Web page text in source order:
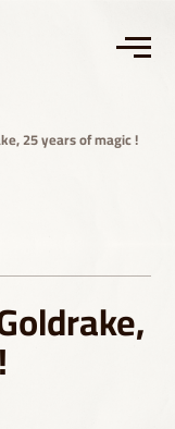
25 years of magic !